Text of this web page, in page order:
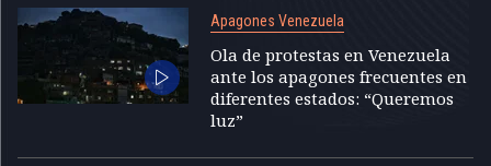
Apagones Venezuela
Ola de protestas en Venezuela
ante los apagones frecuentes en
diferentes estados: “Queremos
luz”